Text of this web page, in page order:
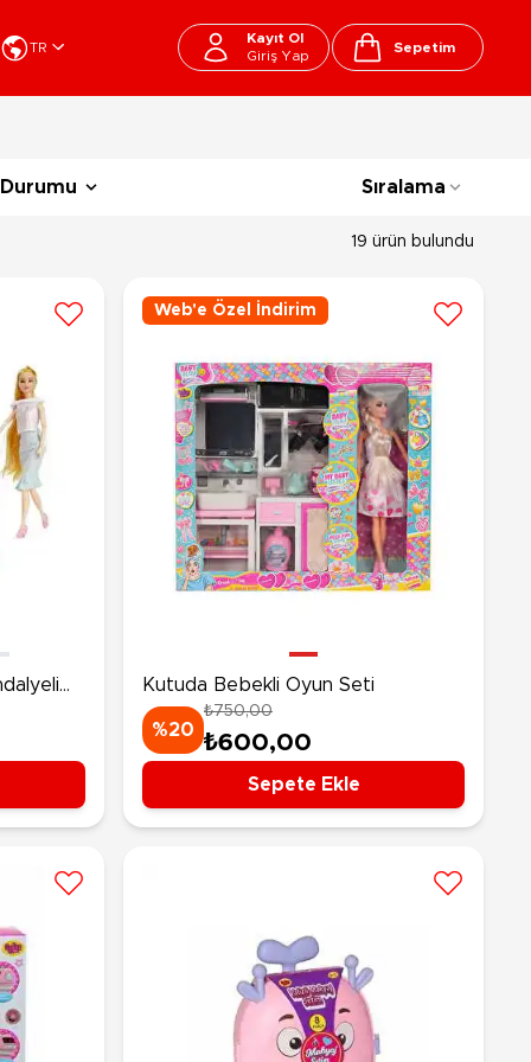
Malzemeleri
Ürünleri
Hava - Spor - Deniz
Ekipmanlar
- Havuz Ürünleri
Oyuncakları
Araçlar
Oyuncaklar
Tabancaları
Matara
Kitaplar
Peluşlar
Ty Peluşlar
Fonksiyonel Peluşlar
Lisanslı Peluşlar
Çeşitli Peluşlar
TR
Kayıt Ol
Giriş Yap
Cart
Sepetim
Sıralama
19 ürün bulundu
Web'e Özel İndirim
Kutuda Bebekli Oyun Seti
%20
₺750,00
₺600,00
Sepete Ekle